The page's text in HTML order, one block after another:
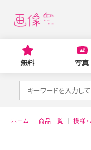
無料 写真
索
ホーム 商品一覧 模様